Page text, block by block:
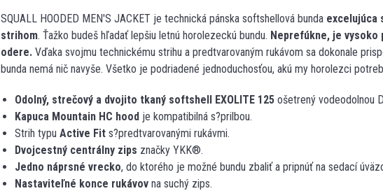
SQUALL HOODED MEN'S JACKET je technická pánska softshellová bunda excelujúca
strihom. Ťažko budeš hľadať lepšiu letnú horolezeckú bundu. Neprefúkne, je vysoko
odere. Vďaka svojmu technickému strihu a predtvarovaným rukávom sa dokonale
bunda nemá nič navyše. Všetko je podriadené jednoduchosťou, akú my horolezci
Odolný, strečový a dvojito tkaný softshell EXOLITE 125 ošetrený vodeodolnou
Kapuca Mountain HC hood je kompatibilná s?prilbou.
Strih typu Active Fit s?predtvarovanými rukávmi.
Dvojcestný centrálny zips značky YKK®.
Jedno náprsné vrecko, do ktorého je možné bundu zbaliť a pripnúť na sedací
Nastaviteľné konce rukávov na suchý zips.